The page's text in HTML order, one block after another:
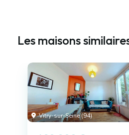
Les maisons
Vitry-sur-Seine (94)